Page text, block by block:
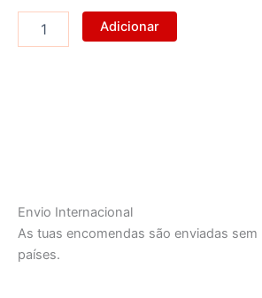
cap
Adicionar
Envio Internacional
As tuas encomendas são enviadas
países.